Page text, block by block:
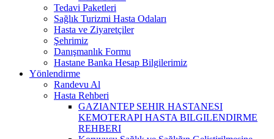
Tedavi Paketleri
Sağlık Turizmi Hasta Odaları
Hasta ve Ziyaretçiler
Şehrimiz
Danışmanlık Formu
Hastane Banka Hesap Bilgilerimiz
Yönlendirme
Randevu Al
Hasta Rehberi
GAZIANTEP SEHIR HASTANESI
KEMOTERAPI HASTA BILGILENDIRME
REHBERI